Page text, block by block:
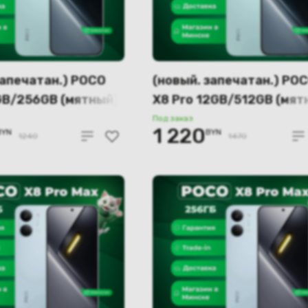
POCO
256GB (мятный)
1240
(новый. запечатан.)
X8 Pro 12GB/512GB
Под заказ
1 220BYN 1470